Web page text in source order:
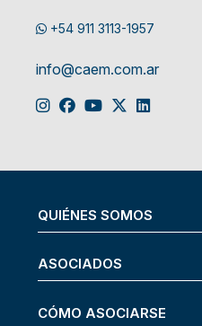
+54 911 3113-1957
info@caem.com.ar
QUIÉNES SOMOS
ASOCIADOS
CÓMO ASOCIARSE